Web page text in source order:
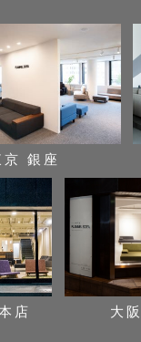
京 銀座
店 大阪